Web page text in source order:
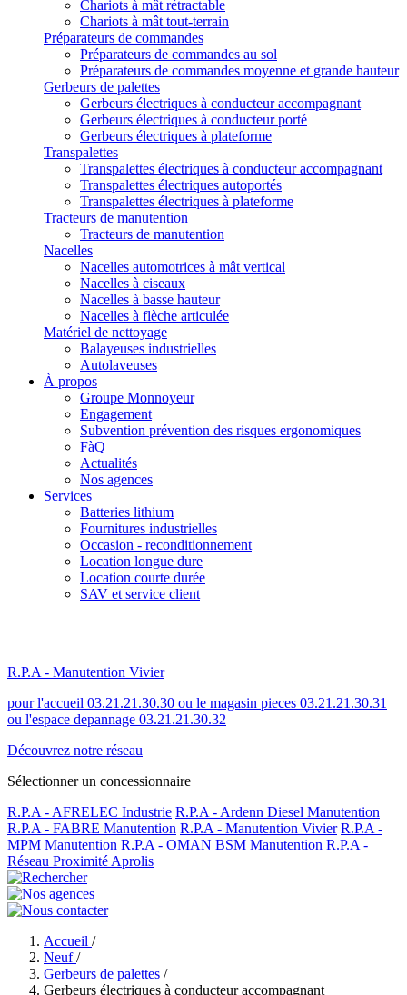
Chariots à mât rétractable
Chariots à mât tout-terrain
Préparateurs de commandes
Préparateurs de commandes au sol
Préparateurs de commandes moyenne et grande hauteur
Gerbeurs de palettes
Gerbeurs électriques à conducteur accompagnant
Gerbeurs électriques à conducteur porté
Gerbeurs électriques à plateforme
Transpalettes
Transpalettes électriques à conducteur accompagnant
Transpalettes électriques autoportés
Transpalettes électriques à plateforme
Tracteurs de manutention
Tracteurs de manutention
Nacelles
Nacelles automotrices à mât vertical
Nacelles à ciseaux
Nacelles à basse hauteur
Nacelles à flèche articulée
Matériel de nettoyage
Balayeuses industrielles
Autolaveuses
À propos
Groupe Monnoyeur
Engagement
Subvention prévention des risques ergonomiques
FàQ
Actualités
Nos agences
Services
Batteries lithium
Fournitures industrielles
Occasion - reconditionnement
Location longue dure
Location courte durée
SAV et service client
R.P.A - Manutention Vivier
pour l'accueil 03.21.21.30.30 ou le magasin pieces 03.21.21.30.31
ou l'espace depannage 03.21.21.30.32
Découvrez notre réseau
Sélectionner un concessionnaire
R.P.A - AFRELEC Industrie R.P.A - Ardenn Diesel Manutention
R.P.A - FABRE Manutention R.P.A - Manutention Vivier R.P.A -
MPM Manutention R.P.A - OMAN BSM Manutention R.P.A -
Réseau Proximité Aprolis
Accueil /
Neuf /
Gerbeurs de palettes /
Gerbeurs électriques à conducteur accompagnant